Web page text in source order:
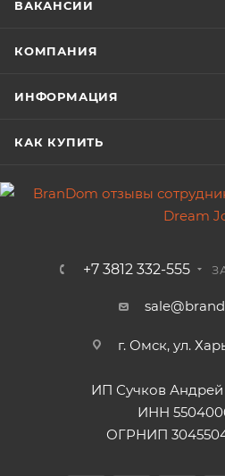
ВАКАНСИИ
КОМПАНИЯ
ИНФОРМАЦИЯ
КАК КУПИТЬ
+7 3812 332-555
г. Омск, ул.
ИП Сучков Андрей
ИНН
ОГРНИП